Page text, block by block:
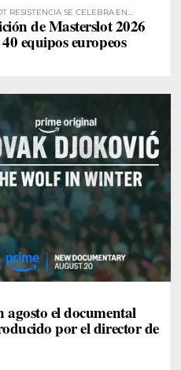
RESISTENCIA SE CELEBRA EN
de Masterslot 2026
equipos europeos
agosto el documental
por el director de